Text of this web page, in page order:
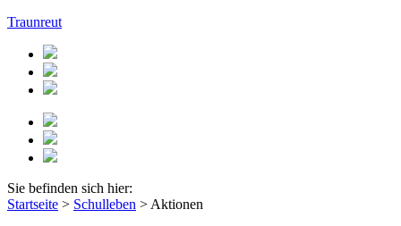
Traunreut
Sie befinden sich hier:
Startseite > Schulleben > Aktionen